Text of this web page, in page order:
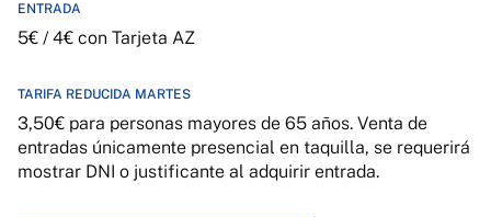
ENTRADA
5€ / 4€ con Tarjeta AZ
TARIFA REDUCIDA MARTES
3,50€ para personas mayores de 65 años. Venta de
entradas únicamente presencial en taquilla, se requerirá
mostrar DNI o justificante al adquirir entrada.